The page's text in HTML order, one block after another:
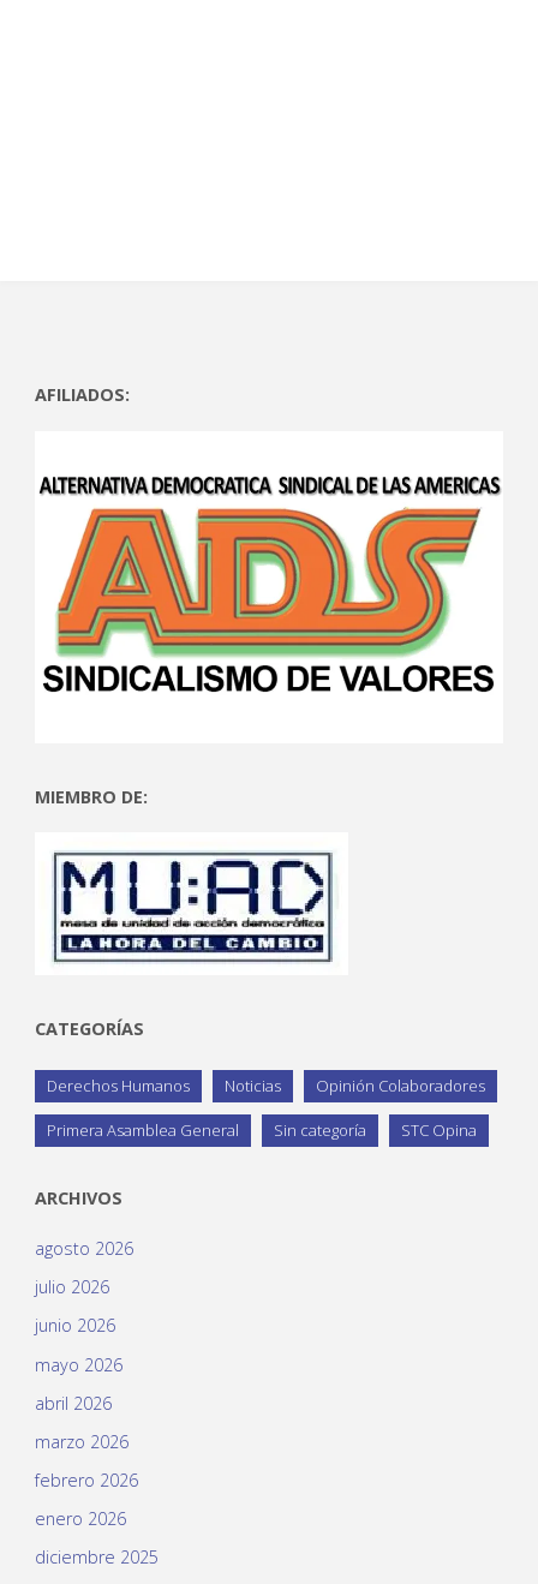
AFILIADOS:
MIEMBRO DE:
CATEGORÍAS
Derechos Humanos Noticias Opinión Colaboradores
Primera Asamblea General Sin categoría STC Opina
ARCHIVOS
agosto 2026
julio 2026
junio 2026
mayo 2026
abril 2026
marzo 2026
febrero 2026
enero 2026
diciembre 2025